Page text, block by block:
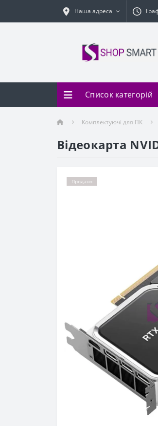
Наша адреса
Список категорій
Комплектуючі для ПК
Відеокарта
Продано